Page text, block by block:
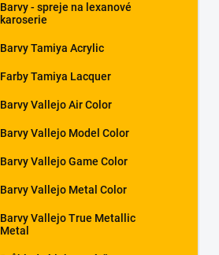
Barvy - spreje na lexanové
karoserie
Barvy Tamiya Acrylic
Farby Tamiya Lacquer
Barvy Vallejo Air Color
Barvy Vallejo Model Color
Barvy Vallejo Game Color
Barvy Vallejo Metal Color
Barvy Vallejo True Metallic
Metal